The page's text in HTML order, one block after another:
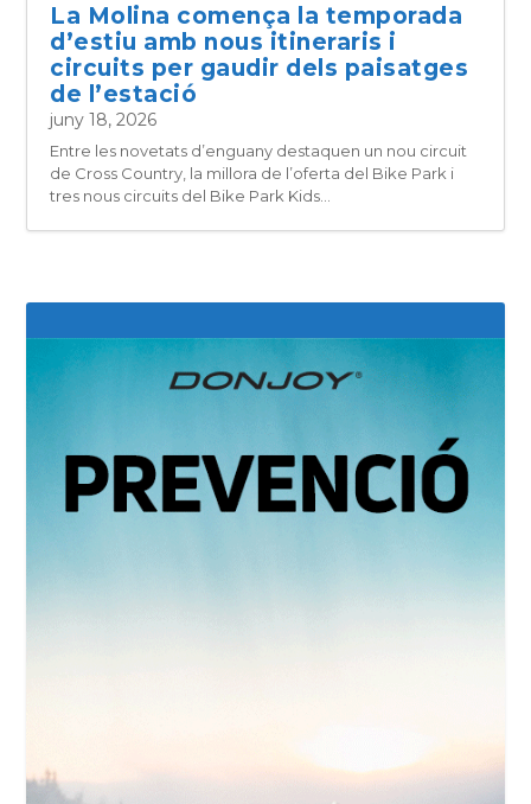
La Molina comença la temporada
d’estiu amb nous itineraris i
circuits per gaudir dels paisatges
de l’estació
juny 18, 2026
Entre les novetats d’enguany destaquen un nou circuit
de Cross Country, la millora de l’oferta del Bike Park i
tres nous circuits del Bike Park Kids...